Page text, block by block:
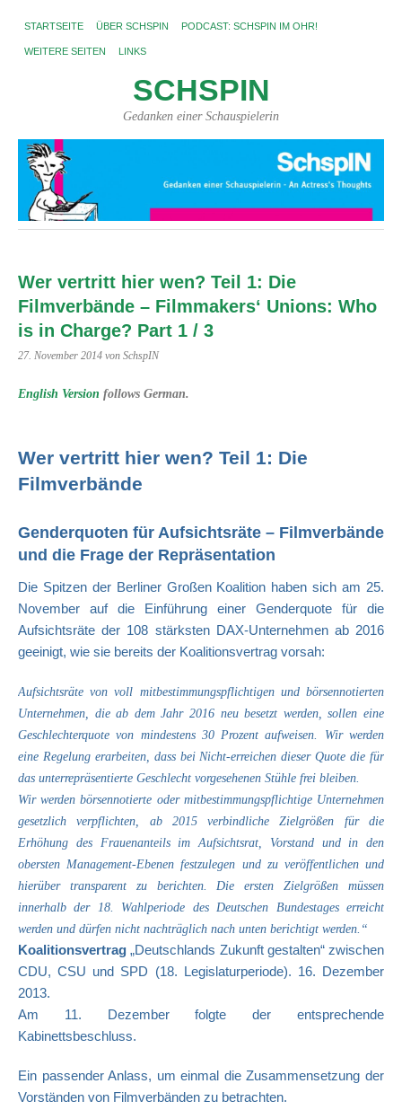
STARTSEITE ÜBER SCHSPIN PODCAST: SCHSPIN IM OHR!
WEITERE SEITEN LINKS
SCHSPIN
Gedanken einer Schauspielerin
Wer vertritt hier wen? Teil 1: Die
Filmverbände – Filmmakers‘ Unions: Who
is in Charge? Part 1 / 3
27. November 2014 von SchspIN
English Version follows German.
Wer vertritt hier wen? Teil 1: Die
Filmverbände
Genderquoten für Aufsichtsräte – Filmverbände
und die Frage der Repräsentation
Die Spitzen der Berliner Großen Koalition haben sich am 25.
November auf die Einführung einer Genderquote für die
Aufsichtsräte der 108 stärksten DAX-Unternehmen ab 2016
geeinigt, wie sie bereits der Koalitionsvertrag vorsah:
Aufsichtsräte von voll mitbestimmungspflichtigen und börsennotierten
Unternehmen, die ab dem Jahr 2016 neu besetzt werden, sollen eine
Geschlechterquote von mindestens 30 Prozent aufweisen. Wir werden
eine Regelung erarbeiten, dass bei Nicht-erreichen dieser Quote die für
das unterrepräsentierte Geschlecht vorgesehenen Stühle frei bleiben.
Wir werden börsennotierte oder mitbestimmungspflichtige Unternehmen
gesetzlich verpflichten, ab 2015 verbindliche Zielgrößen für die
Erhöhung des Frauenanteils im Aufsichtsrat, Vorstand und in den
obersten Management-Ebenen festzulegen und zu veröffentlichen und
hierüber transparent zu berichten. Die ersten Zielgrößen müssen
innerhalb der 18. Wahlperiode des Deutschen Bundestages erreicht
werden und dürfen nicht nachträglich nach unten berichtigt werden.“
Koalitionsvertrag „Deutschlands Zukunft gestalten“ zwischen
CDU, CSU und SPD (18. Legislaturperiode). 16. Dezember
2013.
Am 11. Dezember folgte der entsprechende
Kabinettsbeschluss.
Ein passender Anlass, um einmal die Zusammensetzung der
Vorständen von Filmverbänden zu betrachten.